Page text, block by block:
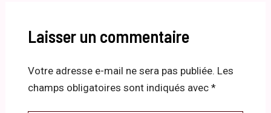
Laisser un commentaire
Votre adresse e-mail ne sera pas publiée. Les
champs obligatoires sont indiqués avec *